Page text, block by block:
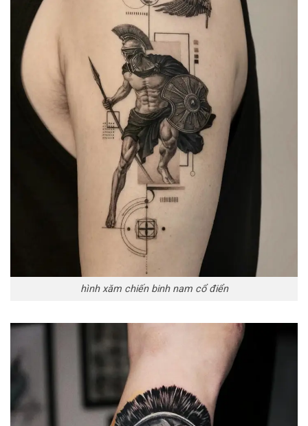
hình xăm chiến binh nam cổ điển